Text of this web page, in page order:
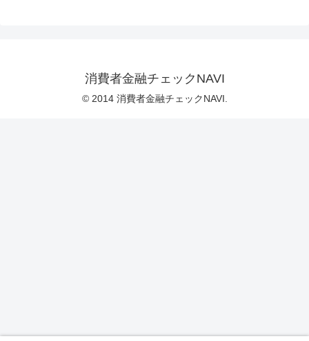
消費者金融チェックNAVI
© 2014 消費者金融チェックNAVI.